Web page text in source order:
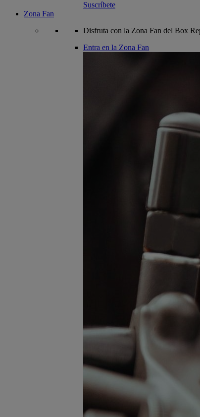
Suscríbete
Zona Fan
Disfruta con la Zona Fan del Box
Entra en la Zona Fan